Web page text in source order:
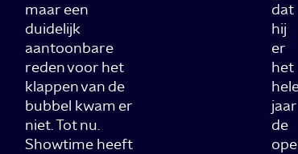
maar een
duidelijk
aantoonbare
reden voor het
klappen van de
bubbel kwam er
niet. Tot nu.
Showtime heeft
dat
hij
er
het
jaar
de